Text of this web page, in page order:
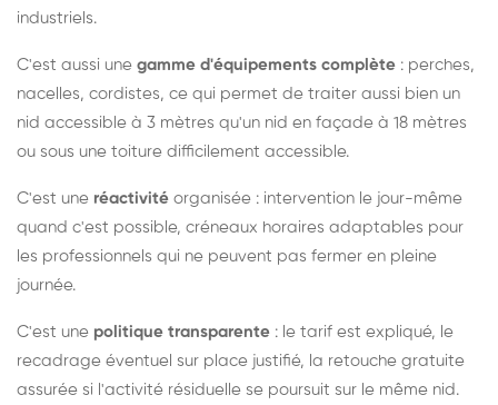
industriels.
C'est aussi une gamme d'équipements complète : perches,
nacelles, cordistes, ce qui permet de traiter aussi bien un
nid accessible à 3 mètres qu'un nid en façade à 18 mètres
ou sous une toiture difficilement accessible.
C'est une réactivité organisée : intervention le jour-même
quand c'est possible, créneaux horaires adaptables pour
les professionnels qui ne peuvent pas fermer en pleine
journée.
C'est une politique transparente : le tarif est expliqué, le
recadrage éventuel sur place justifié, la retouche gratuite
assurée si l'activité résiduelle se poursuit sur le même nid.